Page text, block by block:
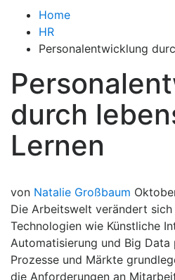
Home
HR
Personalentwicklung
durch
Lernen
von Natalie Großbaum
Die Arbeitswelt verändert sich
Technologien wie Künstliche
Automatisierung und Big Data
Prozesse und Märkte
die Anforderungen an